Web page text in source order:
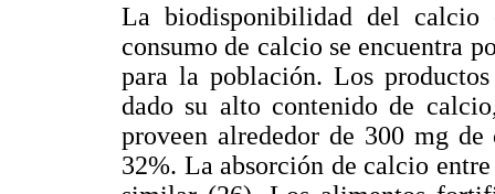
La biodisponibilidad del calcio
consumo de calcio se encuentra
para la población. Los
dado su alto contenido de
proveen alrededor de 300 mg
32%. La absorción de calcio